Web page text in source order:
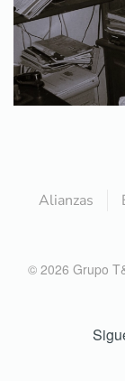
Alianzas
© 2026 Grupo